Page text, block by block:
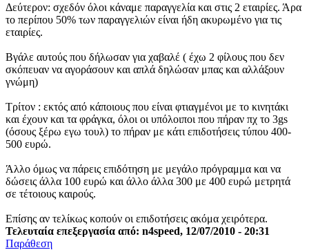
Δεύτερον: σχεδόν όλοι κάναμε παραγγελία και στις 2 εταιρίες. Άρα
το περίπου 50% των παραγγελιών είναι ήδη ακυρωμένο για τις
εταιρίες.
Βγάλε αυτούς που δήλωσαν για χαβαλέ ( έχω 2 φίλους που δεν
σκόπευαν να αγοράσουν και απλά δηλώσαν μπας και αλλάξουν
γνώμη)
Τρίτον : εκτός από κάποιους που είναι φτιαγμένοι με το κινητάκι
και έχουν και τα φράγκα, όλοι οι υπόλοιποι που πήραν πχ το 3gs
(όσους ξέρω εγω τουλ) το πήραν με κάτι επιδοτήσεις τύπου 400-
500 ευρώ.
Άλλο όμως να πάρεις επιδότηση με μεγάλο πρόγραμμα και να
δώσεις άλλα 100 ευρώ και άλλο άλλα 300 με 400 ευρώ μετρητά
σε τέτοιους καιρούς.
Επίσης αν τελίκως κοπούν οι επιδοτήσεις ακόμα χειρότερα.
Τελευταία επεξεργασία από: n4speed, 12/07/2010 - 20:31
Παράθεση